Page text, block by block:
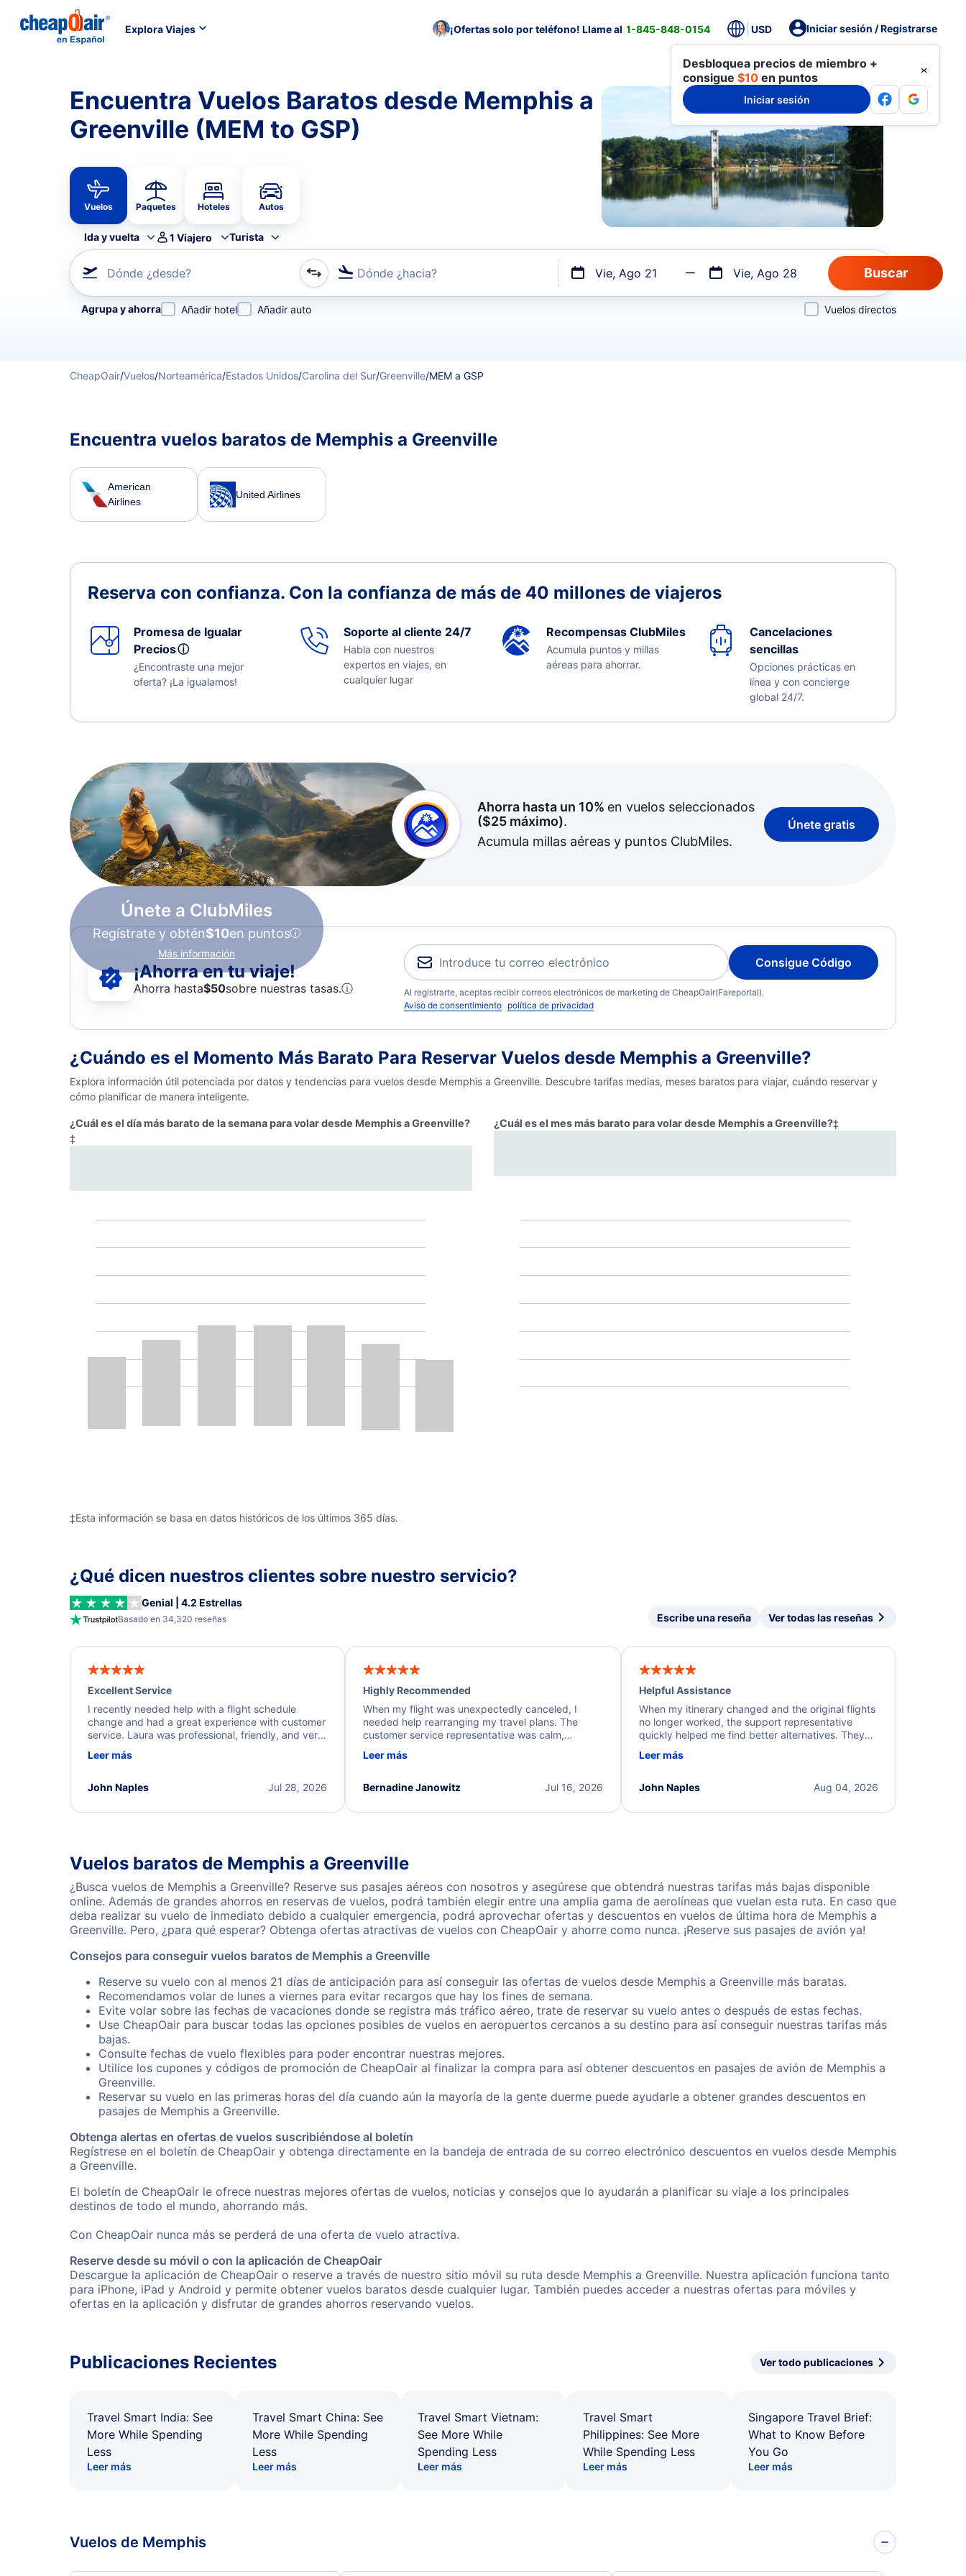
Explora Viajes ¡Ofertas solo por teléfono! Llame al 1-845-848-0154 USD Iniciar sesión / Registrarse
Desbloquea precios de miembro +
consigue $10 en puntos
Iniciar sesión
Encuentra Vuelos Baratos desde Memphis a
Greenville (MEM to GSP)
Vuelos Paquetes Hoteles Autos
Ida y vuelta 1 Viajero Turista
Dónde ¿desde? Dónde ¿hacia? Vie, Ago 21 Vie, Ago 28
Refina tu búsqueda por aerolínea, por ciudad o aeropuerto o por vuelos directos
Agrupa y ahorra Añadir hotel Añadir auto Vuelos directos
CheapOair/Vuelos/Norteamérica/Estados Unidos/Carolina del Sur/Greenville/MEM a GSP
Encuentra vuelos baratos de Memphis a Greenville
American
Airlines
United Airlines
Reserva con confianza. Con la confianza de más de 40 millones de viajeros
Promesa de Igualar
Preciosⓘ
¿Encontraste una mejor
oferta? ¡La igualamos!
Soporte al cliente 24/7
Habla con nuestros
expertos en viajes, en
cualquier lugar
Recompensas ClubMiles
Acumula puntos y millas
aéreas para ahorrar.
Cancelaciones
sencillas
Opciones prácticas en
línea y con concierge
global 24/7.
Únete a ClubMiles
Regístrate y obtén$10en puntos
Más información
Ahorra hasta un 10% en vuelos seleccionados
($25máximo).
Acumula millas aéreas y puntos ClubMiles.
Únete gratis
¡Ahorra en tu viaje!
Ahorra hasta$50sobre nuestras tasas.ⓘ
Consigue Código
Al registrarte, aceptas recibir correos electrónicos de marketing de CheapOair(Fareportal).
Aviso de consentimiento política de privacidad
¿Cuándo es el Momento Más Barato Para Reservar Vuelos desde Memphis a Greenville?
Explora información útil potenciada por datos y tendencias para vuelos desde Memphis a Greenville. Descubre tarifas medias, meses baratos para viajar, cuándo reservar y
cómo planificar de manera inteligente.
¿Cuál es el día más barato de la semana para volar desde Memphis a Greenville?
‡
¿Cuál es el mes más barato para volar desde Memphis a Greenville?‡
‡Esta información se basa en datos históricos de los últimos 365 días.
¿Qué dicen nuestros clientes sobre nuestro servicio?
Genial | 4.2 Estrellas
Basado en 34,320 reseñas Escribe una reseña Ver todas las reseñas
Excellent Service
I recently needed help with a flight schedule
change and had a great experience with customer
service. Laura was professional, friendly, and very
a solution and kept me informed of the next steps.
Leer más
Jul 28, 2026
John Naples
Highly Recommended
When my flight was unexpectedly canceled, I
needed help rearranging my travel plans. The
customer service representative was calm,
process. They quickly found alternative flight
I truly appreciate the excellent support and
Leer más
Jul 16, 2026
Bernadine Janowitz
Helpful Assistance
When my itinerary changed and the original flights
no longer worked, the support representative
quickly helped me find better alternatives. They
beyond to resolve the issue. I'm grateful for the
Leer más
Aug 04, 2026
John Naples
Vuelos baratos de Memphis a Greenville
¿Busca vuelos de Memphis a Greenville? Reserve sus pasajes aéreos con nosotros y asegúrese que obtendrá nuestras tarifas más bajas disponible
online. Además de grandes ahorros en reservas de vuelos, podrá también elegir entre una amplia gama de aerolíneas que vuelan esta ruta. En caso que
deba realizar su vuelo de inmediato debido a cualquier emergencia, podrá aprovechar ofertas y descuentos en vuelos de última hora de Memphis a
Greenville. Pero, ¿para qué esperar? Obtenga ofertas atractivas de vuelos con CheapOair y ahorre como nunca. ¡Reserve sus pasajes de avión ya!
Consejos para conseguir vuelos baratos de Memphis a Greenville
Reserve su vuelo con al menos 21 días de anticipación para así conseguir las ofertas de vuelos desde Memphis a Greenville más baratas.
Recomendamos volar de lunes a viernes para evitar recargos que hay los fines de semana.
Evite volar sobre las fechas de vacaciones donde se registra más tráfico aéreo, trate de reservar su vuelo antes o después de estas fechas.
Use CheapOair para buscar todas las opciones posibles de vuelos en aeropuertos cercanos a su destino para así conseguir nuestras tarifas más
bajas.
Consulte fechas de vuelo flexibles para poder encontrar nuestras mejores.
Utilice los cupones y códigos de promoción de CheapOair al finalizar la compra para así obtener descuentos en pasajes de avión de Memphis a
Greenville.
Reservar su vuelo en las primeras horas del día cuando aún la mayoría de la gente duerme puede ayudarle a obtener grandes descuentos en
pasajes de Memphis a Greenville.
Obtenga alertas en ofertas de vuelos suscribiéndose al boletín
Regístrese en el boletín de CheapOair y obtenga directamente en la bandeja de entrada de su correo electrónico descuentos en vuelos desde Memphis
a Greenville.
El boletín de CheapOair le ofrece nuestras mejores ofertas de vuelos, noticias y consejos que lo ayudarán a planificar su viaje a los principales
destinos de todo el mundo, ahorrando más.
Con CheapOair nunca más se perderá de una oferta de vuelo atractiva.
Reserve desde su móvil o con la aplicación de CheapOair
Descargue la aplicación de CheapOair o reserve a través de nuestro sitio móvil su ruta desde Memphis a Greenville. Nuestra aplicación funciona tanto
para iPhone, iPad y Android y permite obtener vuelos baratos desde cualquier lugar. También puedes acceder a nuestras ofertas para móviles y
ofertas en la aplicación y disfrutar de grandes ahorros reservando vuelos.
Publicaciones Recientes Ver todo publicaciones
Travel Smart India: See
More While Spending
Less
Leer más
Travel Smart China: See
More While Spending
Less
Leer más
Travel Smart Vietnam:
See More While
Spending Less
Leer más
Travel Smart
Philippines: See More
While Spending Less
Leer más
Singapore Travel Brief:
What to Know Before
You Go
Leer más
Vuelos de Memphis